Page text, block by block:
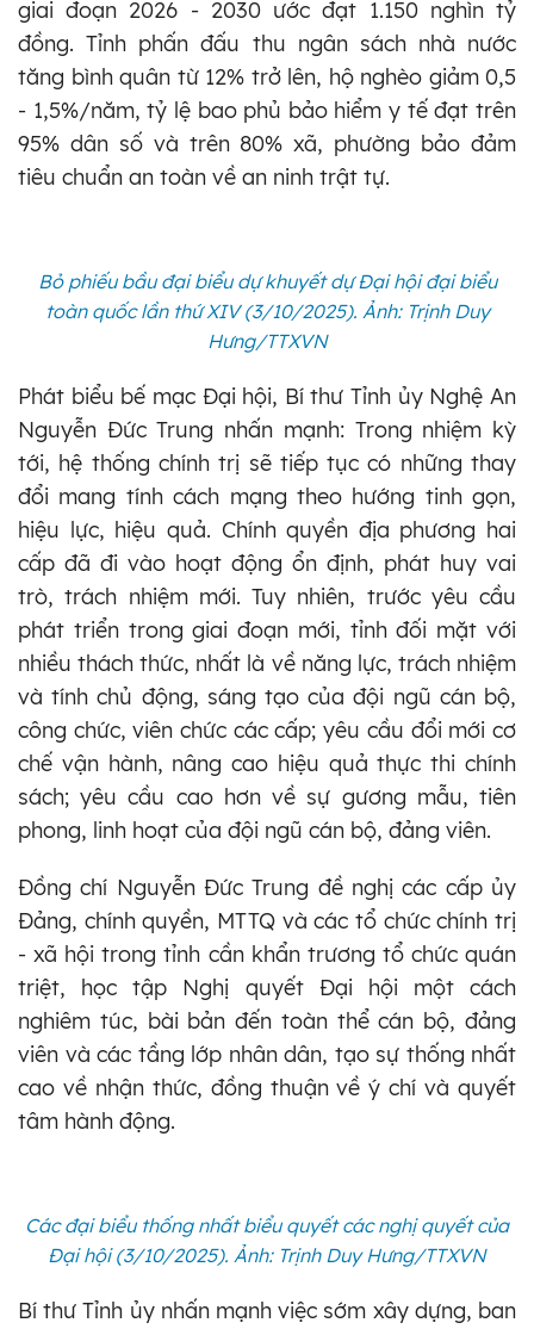
giai đoạn 2026 - 2030 ước đạt 1.150 nghìn tỷ
đồng. Tỉnh phấn đấu thu ngân sách nhà nước
tăng bình quân từ 12% trở lên, hộ nghèo giảm 0,5
- 1,5%/năm, tỷ lệ bao phủ bảo hiểm y tế đạt trên
95% dân số và trên 80% xã, phường bảo đảm
tiêu chuẩn an toàn về an ninh trật tự.
Bỏ phiếu bầu đại biểu dự khuyết dự Đại hội đại biểu
toàn quốc lần thứ XIV(3/10/2025). Ảnh: Trịnh Duy
Hưng/TTXVN
Phát biểu bế mạc Đại hội, Bí thư Tỉnh ủy Nghệ An
Nguyễn Đức Trung nhấn mạnh: Trong nhiệm kỳ
tới, hệ thống chính trị sẽ tiếp tục có những thay
đổi mang tính cách mạng theo hướng tinh gọn,
hiệu lực, hiệu quả. Chính quyền địa phương hai
cấp đã đi vào hoạt động ổn định, phát huy vai
trò, trách nhiệm mới. Tuy nhiên, trước yêu cầu
phát triển trong giai đoạn mới, tỉnh đối mặt với
nhiều thách thức, nhất là về năng lực, trách nhiệm
và tính chủ động, sáng tạo của đội ngũ cán bộ,
công chức, viên chức các cấp; yêu cầu đổi mới cơ
chế vận hành, nâng cao hiệu quả thực thi chính
sách; yêu cầu cao hơn về sự gương mẫu, tiên
phong, linh hoạt của đội ngũ cán bộ, đảng viên.
Đồng chí Nguyễn Đức Trung đề nghị các cấp ủy
Đảng, chính quyền, MTTQ và các tổ chức chính trị
- xã hội trong tỉnh cần khẩn trương tổ chức quán
triệt, học tập Nghị quyết Đại hội một cách
nghiêm túc, bài bản đến toàn thể cán bộ, đảng
viên và các tầng lớp nhân dân, tạo sự thống nhất
cao về nhận thức, đồng thuận về ý chí và quyết
tâm hành động.
Các đại biểu thống nhất biểu quyết các nghị quyết của
Đại hội(3/10/2025). Ảnh: Trịnh Duy Hưng/TTXVN
Bí thư Tỉnh ủy nhấn mạnh việc sớm xây dựng, ban